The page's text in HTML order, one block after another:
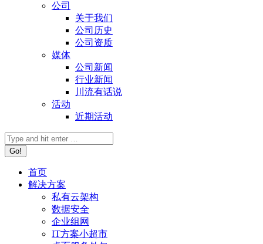
公司
关于我们
公司历史
公司资质
媒体
公司新闻
行业新闻
川流有话说
活动
近期活动
首页
解决方案
私有云架构
数据安全
企业组网
IT方案小超市